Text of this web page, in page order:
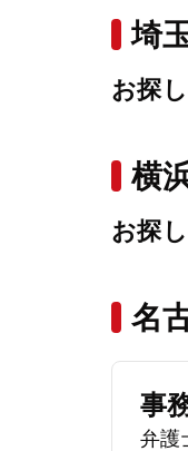
埼
お探
横
お探
名
事
弁護